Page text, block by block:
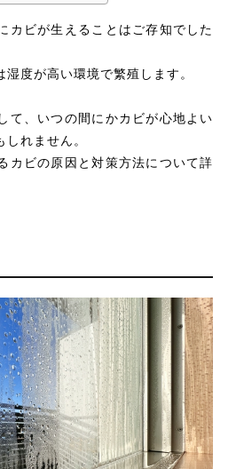
カビが生えることはご存知でした
度が高い環境で繁殖します。
て、いつの間にかカビが心地よい
れません。
カビの原因と対策方法について詳